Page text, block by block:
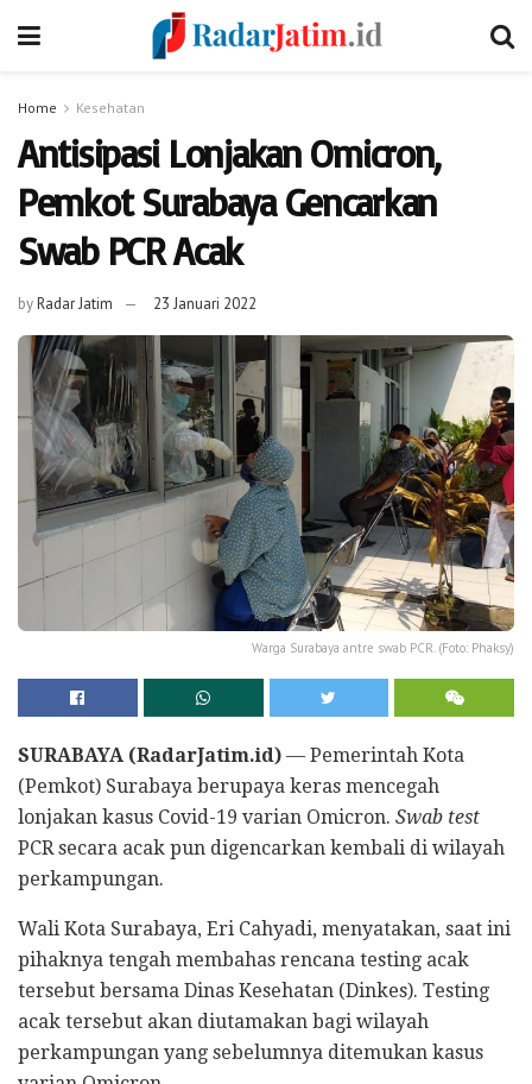
Home Kesehatan
Antisipasi Lonjakan Omicron,
Pemkot Surabaya Gencarkan
Swab PCR Acak
byRadar Jatim 23 Januari 2022
Warga Surabaya antre swab PCR. (Foto: Phaksy)
SURABAYA (RadarJatim.id) — Pemerintah Kota
(Pemkot) Surabaya berupaya keras mencegah
lonjakan kasus Covid-19 varian Omicron. Swab test
PCR secara acak pun digencarkan kembali di wilayah
perkampungan.
Wali Kota Surabaya, Eri Cahyadi, menyatakan, saat ini
pihaknya tengah membahas rencana testing acak
tersebut bersama Dinas Kesehatan (Dinkes). Testing
acak tersebut akan diutamakan bagi wilayah
perkampungan yang sebelumnya ditemukan kasus